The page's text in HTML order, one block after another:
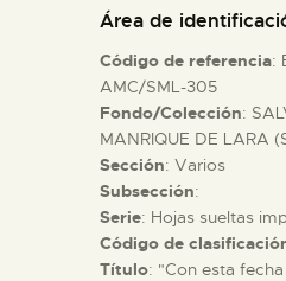
█
EL MUSEO
COLECCIONES
Área de
Código de referencia:
AMC/SML-305
Fondo/Colección:
MANRIQUE DE LARA
Sección: Varios
Subsección:
Serie: Hojas sueltas
Código de
Título: "Con esta